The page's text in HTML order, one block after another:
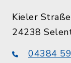
Kieler
24238
04384